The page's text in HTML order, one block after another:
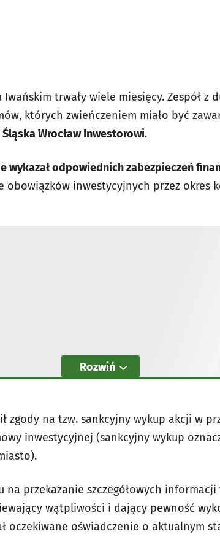
trwały wiele miesięcy. Zespół z
których zwieńczeniem miało być
Wrocław Inwestorowi.
wykazał odpowiednich zabezpieczeń
obowiązków inwestycyjnych przez okres
Rozwiń
zgody na tzw. sankcyjny wykup akcji w
inwestycyjnej (sankcyjny wykup
na przekazanie szczegółowych
wątpliwości i dający pewność
oczekiwane oświadczenie o aktualnym